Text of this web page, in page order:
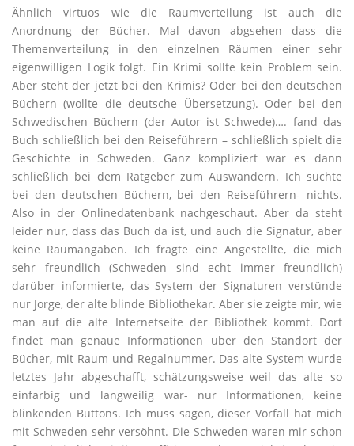
Ähnlich virtuos wie die Raumverteilung ist auch die
Anordnung der Bücher. Mal davon abgsehen dass die
Themenverteilung in den einzelnen Räumen einer sehr
eigenwilligen Logik folgt. Ein Krimi sollte kein Problem sein.
Aber steht der jetzt bei den Krimis? Oder bei den deutschen
Büchern (wollte die deutsche Übersetzung). Oder bei den
Schwedischen Büchern (der Autor ist Schwede)…. fand das
Buch schließlich bei den Reiseführern – schließlich spielt die
Geschichte in Schweden. Ganz kompliziert war es dann
schließlich bei dem Ratgeber zum Auswandern. Ich suchte
bei den deutschen Büchern, bei den Reiseführern- nichts.
Also in der Onlinedatenbank nachgeschaut. Aber da steht
leider nur, dass das Buch da ist, und auch die Signatur, aber
keine Raumangaben. Ich fragte eine Angestellte, die mich
sehr freundlich (Schweden sind echt immer freundlich)
darüber informierte, das System der Signaturen verstünde
nur Jorge, der alte blinde Bibliothekar. Aber sie zeigte mir, wie
man auf die alte Internetseite der Bibliothek kommt. Dort
findet man genaue Informationen über den Standort der
Bücher, mit Raum und Regalnummer. Das alte System wurde
letztes Jahr abgeschafft, schätzungsweise weil das alte so
einfarbig und langweilig war- nur Informationen, keine
blinkenden Buttons. Ich muss sagen, dieser Vorfall hat mich
mit Schweden sehr versöhnt. Die Schweden waren mir schon